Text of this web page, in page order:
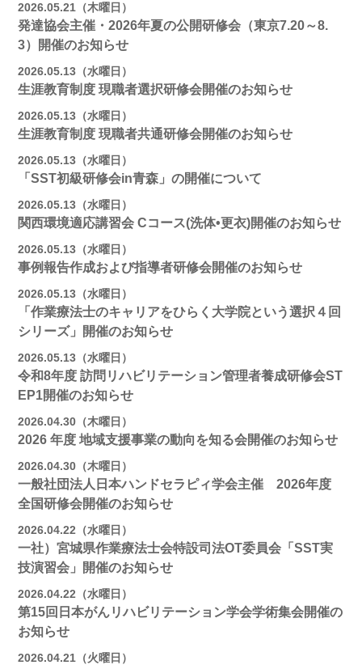
2026.05.21（木曜日）
発達協会主催・2026年夏の公開研修会（東京7.20～8.
3）開催のお知らせ
2026.05.13（水曜日）
生涯教育制度 現職者選択研修会開催のお知らせ
2026.05.13（水曜日）
生涯教育制度 現職者共通研修会開催のお知らせ
2026.05.13（水曜日）
「SST初級研修会in青森」の開催について
2026.05.13（水曜日）
関西環境適応講習会 Cコース(洗体•更衣)開催のお知らせ
2026.05.13（水曜日）
事例報告作成および指導者研修会開催のお知らせ
2026.05.13（水曜日）
「作業療法士のキャリアをひらく大学院という選択４回
シリーズ」開催のお知らせ
2026.05.13（水曜日）
令和8年度 訪問リハビリテーション管理者養成研修会ST
EP1開催のお知らせ
2026.04.30（木曜日）
2026 年度 地域支援事業の動向を知る会開催のお知らせ
2026.04.30（木曜日）
一般社団法人日本ハンドセラピィ学会主催 2026年度
全国研修会開催のお知らせ
2026.04.22（水曜日）
一社）宮城県作業療法士会特設司法OT委員会「SST実
技演習会」開催のお知らせ
2026.04.22（水曜日）
第15回日本がんリハビリテーション学会学術集会開催の
お知らせ
2026.04.21（火曜日）